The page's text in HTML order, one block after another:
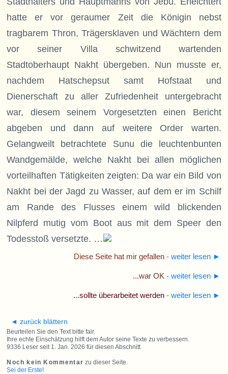
hatte er vor geraumer Zeit die Königin nebst
tragbarem Thron, Trägersklaven und Wächtern dem
vor seiner Villa schwitzend wartenden
Stadtoberhaupt Nakht übergeben. Nun musste er,
nachdem Hatschepsut samt Hofstaat und
Dienerschaft zu aller Zufriedenheit untergebracht
war, diesem seinem Vorgesetzten einen Bericht
abgeben und dann auf weitere Order warten.
Gelangweilt betrachtete Sunu die leuchtenbunten
Wandgemälde, welche Nakht bei allen möglichen
vorteilhaften Tätigkeiten zeigten: Da war ein Bild von
Nakht bei der Jagd zu Wasser, auf dem er im Schilf
am Rande des Flusses einem wild blickenden
Nilpferd mutig vom Boot aus mit dem Speer den
Todesstoß versetzte. …
Diese Seite hat mir gefallen- weiter lesen ►
...war OK - weiter lesen ►
...sollte überarbeitet werden - weiter lesen ►
◄ zurück blättern
Beurteilen Sie den Text bitte fair.
Ihre echte Einschätzung hilft dem Autor seine Texte zu verbessern.
9336 Leser seit 1. Jan. 2026 für diesen Abschnitt
Noch kein Kommentar zu dieser Seite.
Sei der Erste!